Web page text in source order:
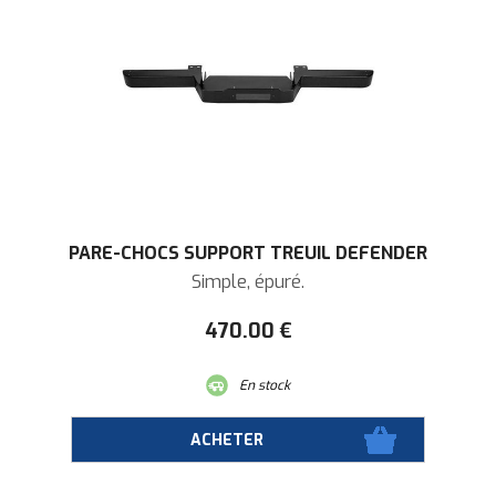
PARE-CHOCS SUPPORT TREUIL DEFENDER
Simple, épuré.
470.00 €
En stock